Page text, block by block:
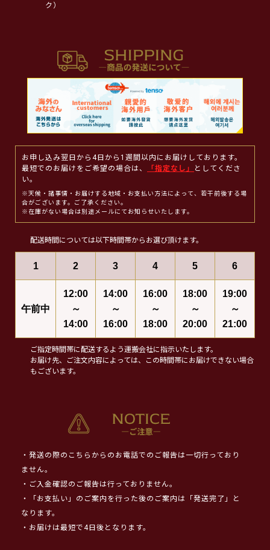
ク）
お申し込み翌日から4日から1週間以内にお届けしております。
最短でのお届けをご希望の場合は、
「指定なし」
としてくださ
い。
※天候・諸事情・お届けする地域・お支払い方法によって、若干前後する場
合がございます。ご了承ください。
※在庫がない場合は別途メールにてお知らせいたします。
配送時間については以下時間帯からお選び頂けます。
1 2 3 4 5 6
午前中
12:00
～
14:00
14:00
～
16:00
16:00
～
18:00
18:00
～
20:00
19:00
～
21:00
ご指定時間帯に配送するよう運搬会社に指示いたします。
お届け先、ご注文内容によっては、この時間帯にお届けできない場合
もございます。
・発送の際のこちらからのお電話でのご報告は一切行っており
ません。
・ご入金確認のご報告は行っておりません。
・「お支払い」のご案内を行った後のご案内は「発送完了」と
なります。
・お届けは最短で4日後となります。